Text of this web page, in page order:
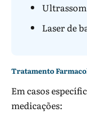
Laser de
Tratamento
Em casos
medicações: